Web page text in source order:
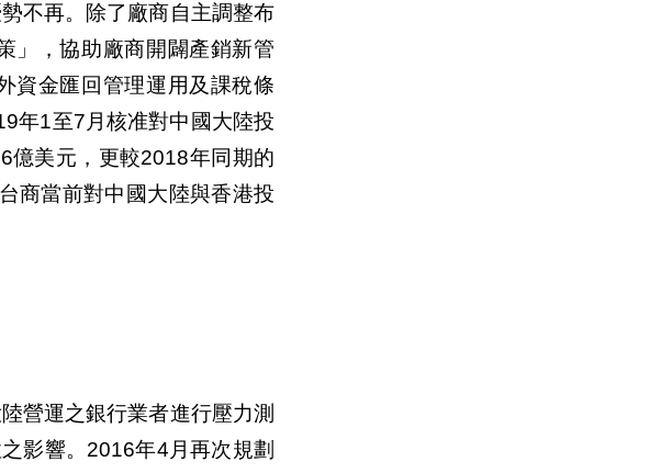
不再。除了廠商自主調整布
」，協助廠商開闢產銷新管
資金匯回管理運用及課稅條
年1至7月核准對中國大陸投
億美元，更較2018年同期的
商當前對中國大陸與香港投
營運之銀行業者進行壓力測
影響。2016年4月再次規劃